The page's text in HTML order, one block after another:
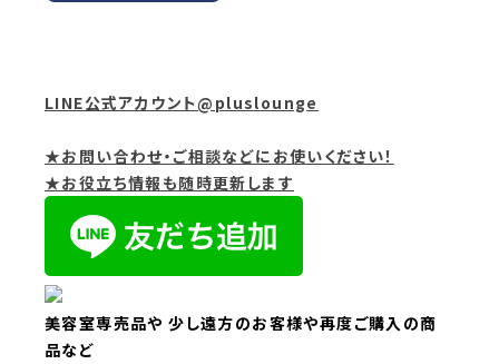
LINE公式アカウント@pluslounge
★お問い合わせ・ご相談などにお使いください！
★お役立ち情報も随時更新します
美容室専売品や 少し遠方のお客様や再度ご購入の商
品など